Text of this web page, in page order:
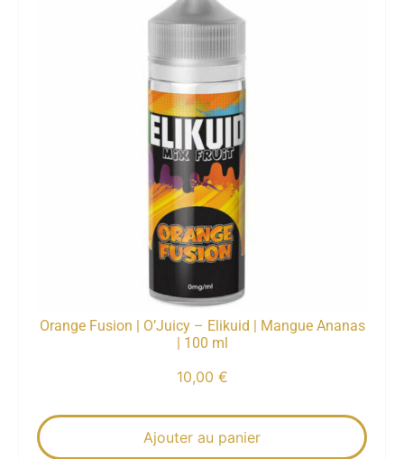
Orange Fusion | O’Juicy – Elikuid | Mangue Ananas
| 100 ml
10,00 €
Ajouter au panier